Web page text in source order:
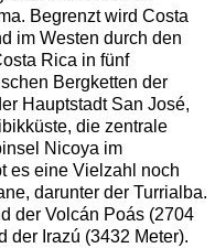
Begrenzt wird Costa
im Westen durch den
Rica in fünf
Bergketten der
Hauptstadt San José,
die zentrale
Nicoya im
es eine Vielzahl noch
darunter der Turrialba.
der Volcán Poás (2704
der Irazú (3432 Meter).